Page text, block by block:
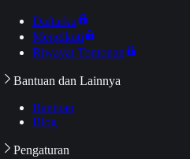
Daftarku
Mengikuti
Riwayat Tontonan
Bantuan dan Lainnya
Bantuan
Blog
Pengaturan